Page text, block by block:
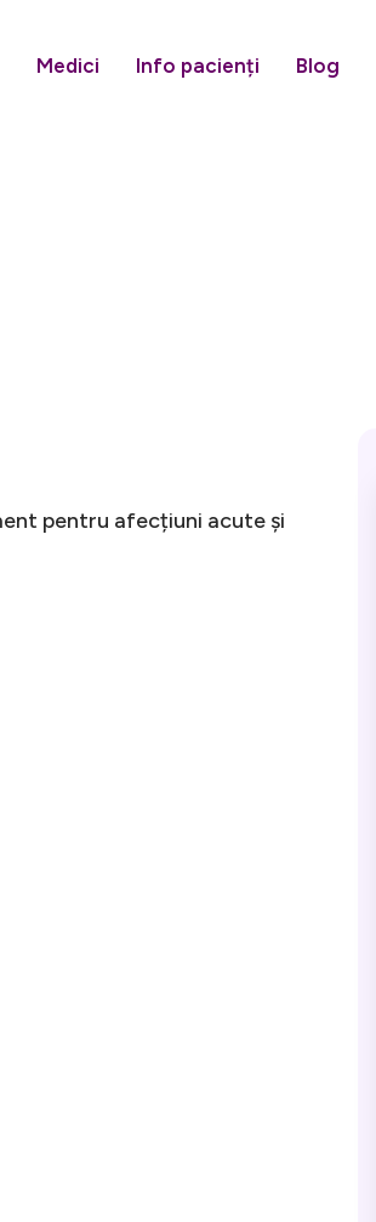
Medici Info pacienți Blog
pentru afecțiuni acute și